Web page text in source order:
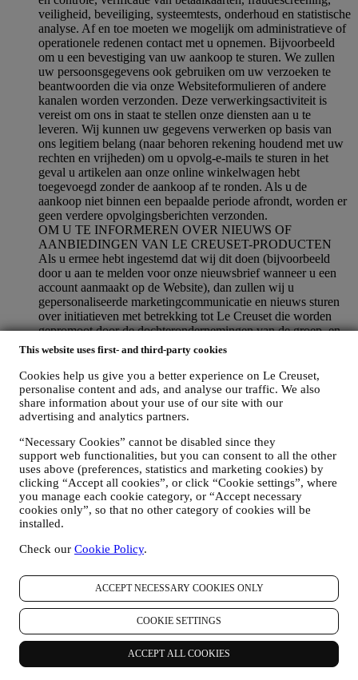
This website uses first- and third-party cookies
Cookies help us give you a better experience on Le Creuset,
personalise content and ads, and analyse our traffic. We also
share information about your use of our site with our
advertising and analytics partners.
“Necessary Cookies” cannot be disabled since they
support web functionalities, but you can consent to all the other
uses above (preferences, statistics and marketing cookies) by
clicking “Accept all cookies”, or click “Cookie settings”, where
you manage each cookie category, or “Accept necessary
cookies only”, so that no other category of cookies will be
installed.
Check our Cookie Policy.
ACCEPT NECESSARY COOKIES ONLY
COOKIE SETTINGS
ACCEPT ALL COOKIES
veiligheid, beveiliging, systeemtests, onderhoud en statistische
analyse. Af en toe moeten we mogelijk om administratieve of
operationele redenen contact met u opnemen. Bijvoorbeeld
om u een bevestiging van uw aankoop te sturen. We zullen
uw persoonsgegevens ook gebruiken om uw verzoeken te
beantwoorden die via onze Websiteformulieren of andere
kanalen worden verzonden. Deze verwerkingsactiviteit is
vereist om ons in staat te stellen onze diensten aan u te
leveren. Wij kunnen uw gegevens verwerken op basis van
ons legitiem belang (naar behoren rekening houdend met uw
rechten en vrijheden) om u opvolg-e-mails te sturen in het
geval u artikelen aan onze online winkelwagen hebt
toegevoegd zonder de aankoop af te ronden. Als u de
aankoop niet binnen een bepaalde periode afrondt, worden er
geen verdere opvolgingsberichten verzonden.
OM U TE INFORMEREN OVER NIEUWS OF
AANBIEDINGEN VAN LE CREUSET-PRODUCTEN
Als u ermee hebt ingestemd dat wij dit doen (bijvoorbeeld
door u aan te melden voor onze nieuwsbrief wanneer u een
account aanmaakt op de Website), dan zullen wij u
gepersonaliseerde marketingcommunicatie en nieuws sturen
over initiatieven met betrekking tot Le Creuset die worden
gepromoot door de dochterondernemingen van de groep, en
lokale filialen en partners, die ook afhangen van uw
voorkeuren. Wij zullen contact met u opnemen via e-mail,
sms of sociale media, maar ook via geautomatiseerde
middelen. Dergelijke communicatie zal betrekking hebben op
Le Creuset-producten of op nieuwe winkelopeningen,
exclusieve evenementen, wedstrijden, enquêtes, demonstraties
aanbiedingen die u misschien leuk vindt. Deze communicatie
kan voor u worden geselecteerd of op maat worden gemaakt
op basis van de gegevens die we over u hebben, zoals uw
locatie of uw aankoopgeschiedenis of uw voorkeuren voor
onze producten. Wij zullen uw gegevens gebruiken om uw
interesses beter te begrijpen. Dit stelt ons in staat om onze
communicatie te personaliseren om deze relevanter en
interessanter te maken. Er zullen geen andere gevolgen zijn.
en klikgedrag met behulp van de in de sector gangbare
technologieën om ons te helpen onze nieuwsbrieven te
volgen. Deze verwerking is gebaseerd op uw toestemming
om gepersonaliseerde marketingcommunicatie van ons te
ontvangen. De keuze om aan te melden kan worden
uitgeoefend op de plaatsen waar persoonsgegevens worden
verzameld door het juiste selectievakje aan te vinken of, als u